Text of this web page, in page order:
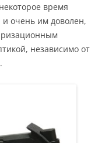
время
и очень им доволен,
независимо от